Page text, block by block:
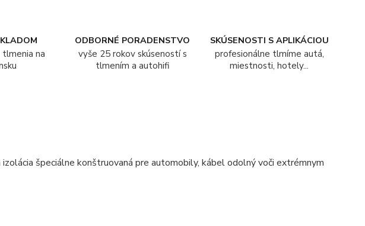
tlmenia na
ODBORNÉ PORADENSTVO
vyše 25 rokov skúseností s
tlmením a autohifi
SKÚSENOSTI S APLIKÁCIOU
profesionálne tlmíme autá,
miestnosti, hotely...
špeciálne konštruovaná pre automobily, kábel odolný voči extrémnym